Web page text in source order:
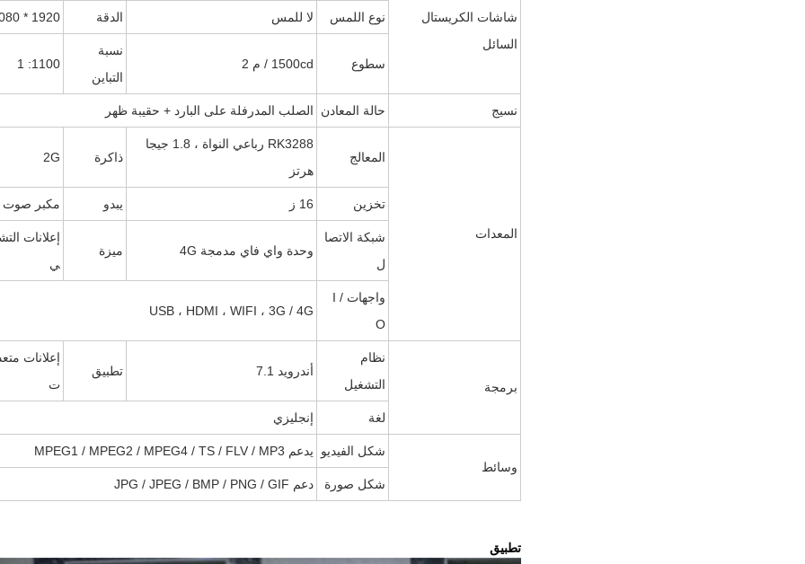
شاشات الكريستال
السائل
نوع اللمس لا للمس الدقة 1920 * 1080
سطوع 1500cd / م 2
نسبة
التباين
1100: 1
نسيج حالة المعادن الصلب المدرفلة على البارد + حقيبة ظهر
المعدات
المعالج
RK3288 رباعي النواة ، 1.8 جيجا
هرتز
ذاكرة 2G
تخزين 16 ز يبدو مكبر صوت
شبكة الاتصا
ل
وحدة واي فاي مدمجة 4G ميزة
إعلانات
ي
واجهات I /
O
USB ، HDMI ، WIFI ، 3G / 4G
برمجة
نظام
التشغيل
أندرويد 7.1 تطبيق
إعلانات
ت
لغة إنجليزي
وسائط
شكل الفيديو يدعم MPEG1 / MPEG2 / MPEG4 / TS / FLV / MP3
شكل صورة دعم JPG / JPEG / BMP / PNG / GIF
تطبيق